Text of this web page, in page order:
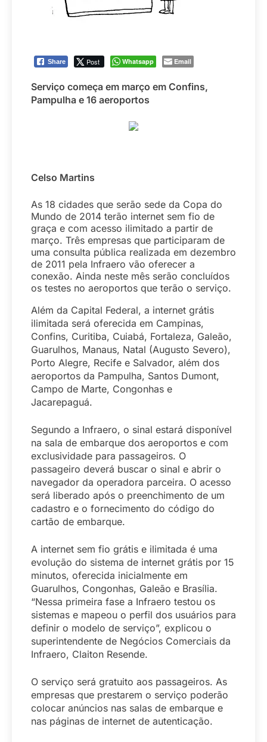
Share Post Whatsapp Email
Serviço começa em março em Confins,
Pampulha e 16 aeroportos
Celso Martins
As 18 cidades que serão sede da Copa do
Mundo de 2014 terão internet sem fio de
graça e com acesso ilimitado a partir de
março. Três empresas que participaram de
uma consulta pública realizada em dezembro
de 2011 pela Infraero vão oferecer a
conexão. Ainda neste mês serão concluídos
os testes no aeroportos que terão o serviço.
Além da Capital Federal, a internet grátis
ilimitada será oferecida em Campinas,
Confins, Curitiba, Cuiabá, Fortaleza, Galeão,
Guarulhos, Manaus, Natal (Augusto Severo),
Porto Alegre, Recife e Salvador, além dos
aeroportos da Pampulha, Santos Dumont,
Campo de Marte, Congonhas e
Jacarepaguá.
Segundo a Infraero, o sinal estará disponível
na sala de embarque dos aeroportos e com
exclusividade para passageiros. O
passageiro deverá buscar o sinal e abrir o
navegador da operadora parceira. O acesso
será liberado após o preenchimento de um
cadastro e o fornecimento do código do
cartão de embarque.
A internet sem fio grátis e ilimitada é uma
evolução do sistema de internet grátis por 15
minutos, oferecida inicialmente em
Guarulhos, Congonhas, Galeão e Brasília.
“Nessa primeira fase a Infraero testou os
sistemas e mapeou o perfil dos usuários para
definir o modelo de serviço”, explicou o
superintendente de Negócios Comerciais da
Infraero, Claiton Resende.
O serviço será gratuito aos passageiros. As
empresas que prestarem o serviço poderão
colocar anúncios nas salas de embarque e
nas páginas de internet de autenticação.